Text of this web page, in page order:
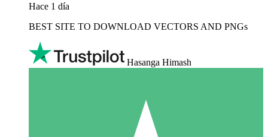
Hace 1 día
BEST SITE TO DOWNLOAD VECTORS AND PNGs
Hasanga Himash